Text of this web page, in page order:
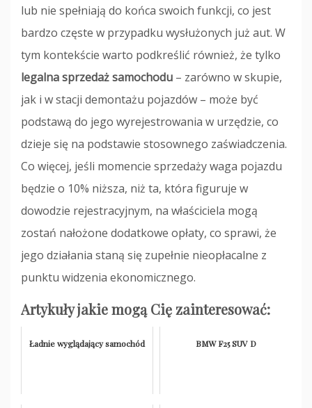
lub nie spełniają do końca swoich funkcji, co jest
bardzo częste w przypadku wysłużonych już aut. W
tym kontekście warto podkreślić również, że tylko
legalna sprzedaż samochodu – zarówno w skupie,
jak i w stacji demontażu pojazdów – może być
podstawą do jego wyrejestrowania w urzędzie, co
dzieje się na podstawie stosownego zaświadczenia.
Co więcej, jeśli momencie sprzedaży waga pojazdu
będzie o 10% niższa, niż ta, która figuruje w
dowodzie rejestracyjnym, na właściciela mogą
zostań nałożone dodatkowe opłaty, co sprawi, że
jego działania staną się zupełnie nieopłacalne z
punktu widzenia ekonomicznego.
Artykuły jakie mogą Cię zainteresować:
Ładnie wyglądający samochód BMW F25 SUV D